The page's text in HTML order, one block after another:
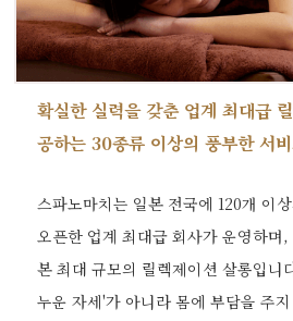
확실한 실력을 갖춘 업계 최대급
공하는 30종류 이상의 풍부한 서
스파노마치는 일본 전국에 120개 이
오픈한 업계 최대급 회사가 운영하며
본 최대 규모의 릴렉제이션 살롱입니
누운 자세'가 아니라 몸에 부담을 주